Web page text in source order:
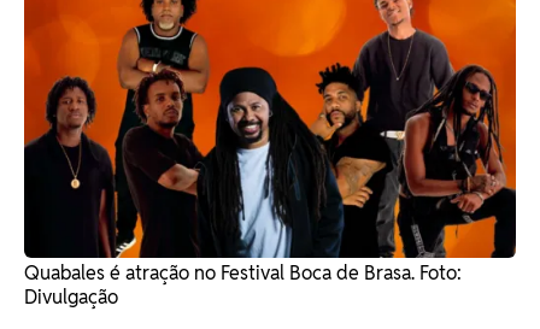
Quabales é atração no Festival Boca de Brasa. Foto:
Divulgação